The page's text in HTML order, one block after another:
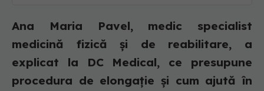
Ana Maria Pavel, medic specialist
medicină fizică și de reabilitare, a
explicat la DC Medical, ce presupune
procedura de elongație și cum ajută în